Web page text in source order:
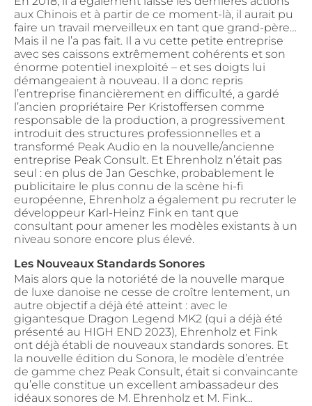
aux Chinois et à partir de ce moment-là, il aurait pu
faire un travail merveilleux en tant que grand-père…
Mais il ne l’a pas fait. Il a vu cette petite entreprise
avec ses caissons extrêmement cohérents et son
énorme potentiel inexploité – et ses doigts lui
démangeaient à nouveau. Il a donc repris
l’entreprise financièrement en difficulté, a gardé
l’ancien propriétaire Per Kristoffersen comme
responsable de la production, a progressivement
introduit des structures professionnelles et a
transformé Peak Audio en la nouvelle/ancienne
entreprise Peak Consult. Et Ehrenholz n’était pas
seul : en plus de Jan Geschke, probablement le
publicitaire le plus connu de la scène hi-fi
européenne, Ehrenholz a également pu recruter le
développeur Karl-Heinz Fink en tant que
consultant pour amener les modèles existants à un
niveau sonore encore plus élevé.
Les Nouveaux Standards Sonores
Mais alors que la notoriété de la nouvelle marque
de luxe danoise ne cesse de croître lentement, un
autre objectif a déjà été atteint : avec le
gigantesque Dragon Legend MK2 (qui a déjà été
présenté au HIGH END 2023), Ehrenholz et Fink
ont déjà établi de nouveaux standards sonores. Et
la nouvelle édition du Sonora, le modèle d’entrée
de gamme chez Peak Consult, était si convaincante
qu’elle constitue un excellent ambassadeur des
idéaux sonores de M. Ehrenholz et M. Fink…